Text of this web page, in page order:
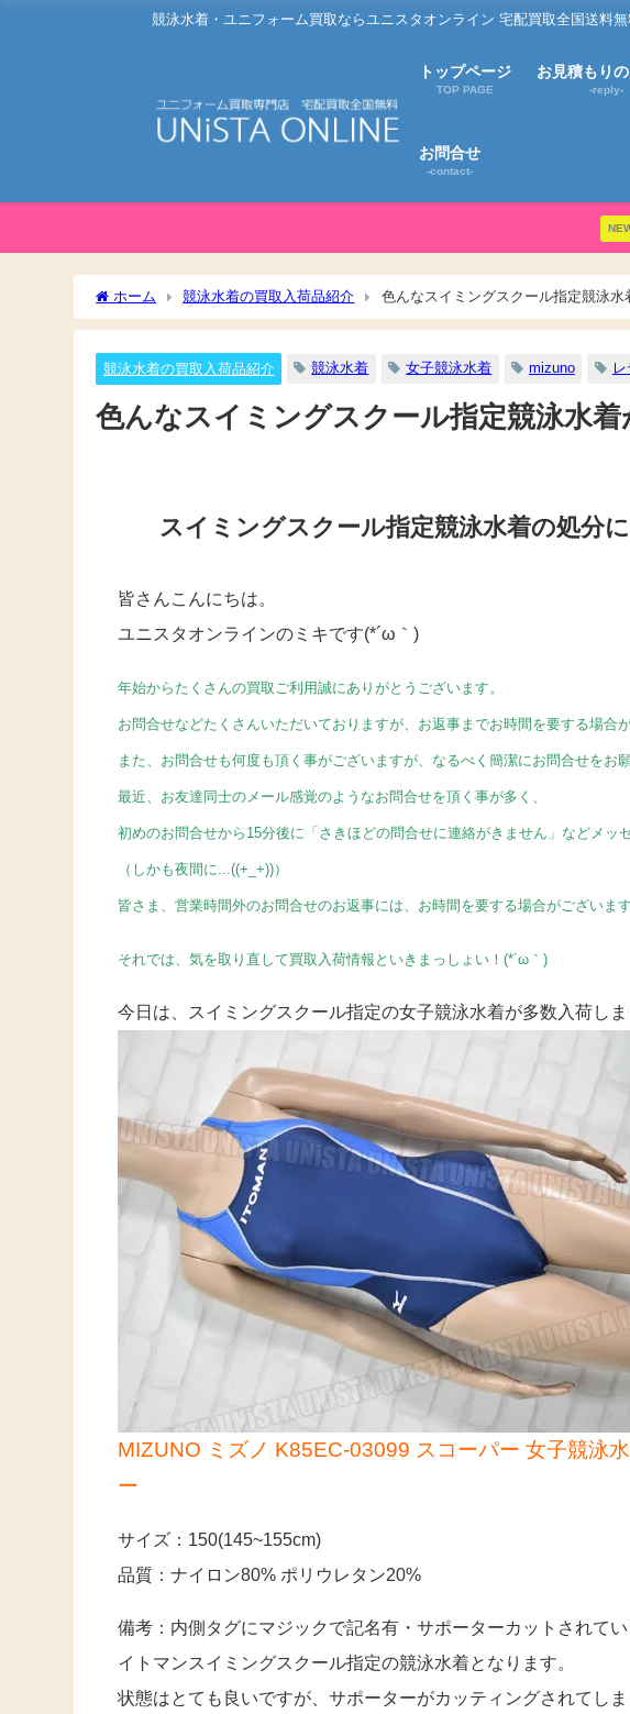
競泳水着・ユニフォーム買取ならユニスタオンライン 宅配買取全国送料
トップページ
TOP PAGE
お見積もり
-reply-
お問合せ
-contact-
ホーム 競泳水着の買取入荷品紹介 色んなスイミングスクール指定競泳水
競泳水着の買取入荷品紹介 競泳水着 女子競泳水着 mizuno
色んなスイミングスクール指定競泳水着
スイミングスクール指定競泳水着の処分
皆さんこんにちは。
ユニスタオンラインのミキです(*´ω｀)
年始からたくさんの買取ご利用誠にありがとうございます。
お問合せなどたくさんいただいておりますが、お返事までお時間を要する場合が
また、お問合せも何度も頂く事がございますが、なるべく簡潔にお問合せをお
最近、お友達同士のメール感覚のようなお問合せを頂く事が多く、
初めのお問合せから15分後に「さきほどの問合せに連絡がきません」などメッ
（しかも夜間に...((+_+))）
皆さま、営業時間外のお問合せのお返事には、お時間を要する場合がございま
それでは、気を取り直して買取入荷情報といきまっしょい！(*´ω｀)
今日は、スイミングスクール指定の女子競泳水着が多数入荷し
MIZUNO ミズノ K85EC-03099 スコーパー 女子競泳
ー
サイズ：150(145~155cm)
品質：ナイロン80% ポリウレタン20%
備考：内側タグにマジックで記名有・サポーターカットされてい
イトマンスイミングスクール指定の競泳水着となります。
状態はとても良いですが、サポーターがカッティングされてしま